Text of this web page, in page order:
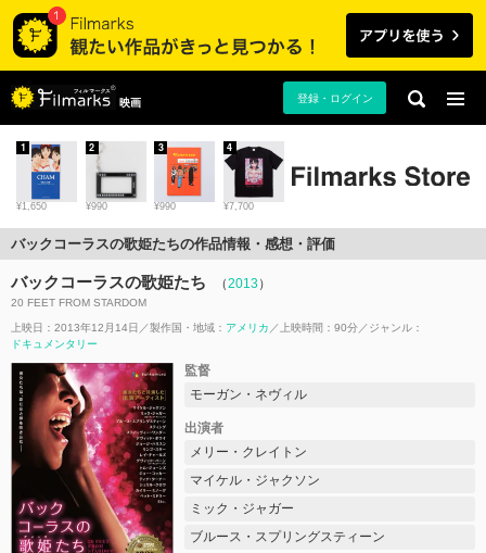
映画 登録・ログイン
¥1,650
1
¥990
2
¥990
3
¥7,700
4
バックコーラスの歌姫たちの作品情報・感想・評価
バックコーラスの歌姫たち （2013）
20 FEET FROM STARDOM
上映日：2013年12月14日 製作国・地域： アメリカ 上映時間：90分
ジャンル：
ドキュメンタリー
監督
モーガン・ネヴィル
出演者
メリー・クレイトン
マイケル・ジャクソン
ミック・ジャガー
ブルース・スプリングスティーン